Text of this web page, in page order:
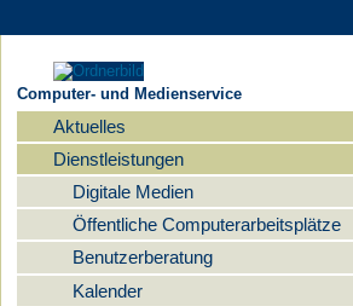
Computer- und Medienservice
Navigation
Aktuelles
Dienstleistungen
Digitale Medien
Öffentliche Computerarbeitsplätze
Benutzerberatung
Kalender